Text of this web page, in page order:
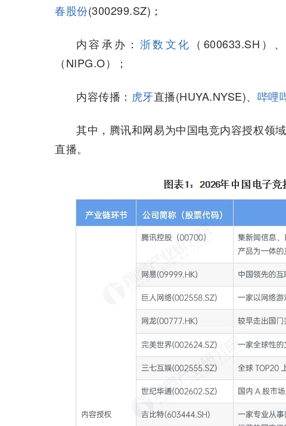
春股份(300299.SZ)；
内容承办： 浙数文化 （600633.SH）、
（NIPG.O）；
内容传播： 虎牙直播(HUYA.NYSE)、 哔哩
其中，腾讯和网易为中国电竞内容授权领
直播。